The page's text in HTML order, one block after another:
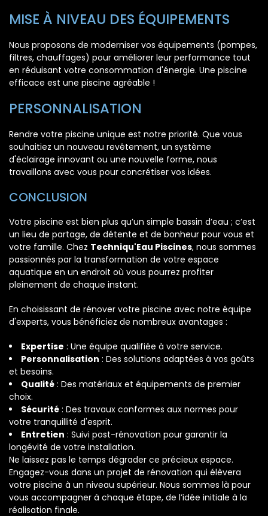
MISE À NIVEAU DES ÉQUIPEMENTS
Nous proposons de moderniser vos équipements (pompes,
filtres, chauffages) pour améliorer leur performance tout
en réduisant votre consommation d'énergie. Une piscine
efficace est une piscine agréable !
PERSONNALISATION
Rendre votre piscine unique est notre priorité. Que vous
souhaitiez un nouveau revêtement, un système
d'éclairage innovant ou une nouvelle forme, nous
travaillons avec vous pour concrétiser vos idées.
CONCLUSION
Votre piscine est bien plus qu’un simple bassin d’eau ; c’est
un lieu de partage, de détente et de bonheur pour vous et
votre famille. Chez Techniqu'Eau Piscines, nous sommes
passionnés par la transformation de votre espace
aquatique en un endroit où vous pourrez profiter
pleinement de chaque instant.
En choisissant de rénover votre piscine avec notre équipe
d'experts, vous bénéficiez de nombreux avantages :
Expertise : Une équipe qualifiée à votre service.
Personnalisation : Des solutions adaptées à vos goûts
et besoins.
Qualité : Des matériaux et équipements de premier
choix.
Sécurité : Des travaux conformes aux normes pour
votre tranquillité d'esprit.
Entretien : Suivi post-rénovation pour garantir la
longévité de votre installation.
Ne laissez pas le temps dégrader ce précieux espace.
Engagez-vous dans un projet de rénovation qui élèvera
votre piscine à un niveau supérieur. Nous sommes là pour
vous accompagner à chaque étape, de l’idée initiale à la
réalisation finale.